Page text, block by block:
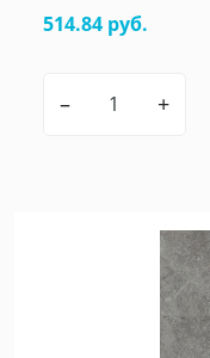
514.84 руб.
– +